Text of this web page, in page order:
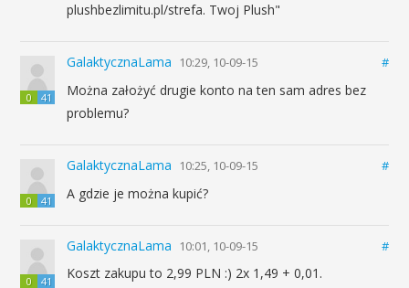
plushbezlimitu.pl/strefa. Twoj Plush"
0 41
GalaktycznaLama 10:29, 10-09-15 #
Można założyć drugie konto na ten sam adres bez
problemu?
0 41
GalaktycznaLama 10:25, 10-09-15 #
A gdzie je można kupić?
0 41
GalaktycznaLama 10:01, 10-09-15 #
Koszt zakupu to 2,99 PLN :) 2x 1,49 + 0,01.